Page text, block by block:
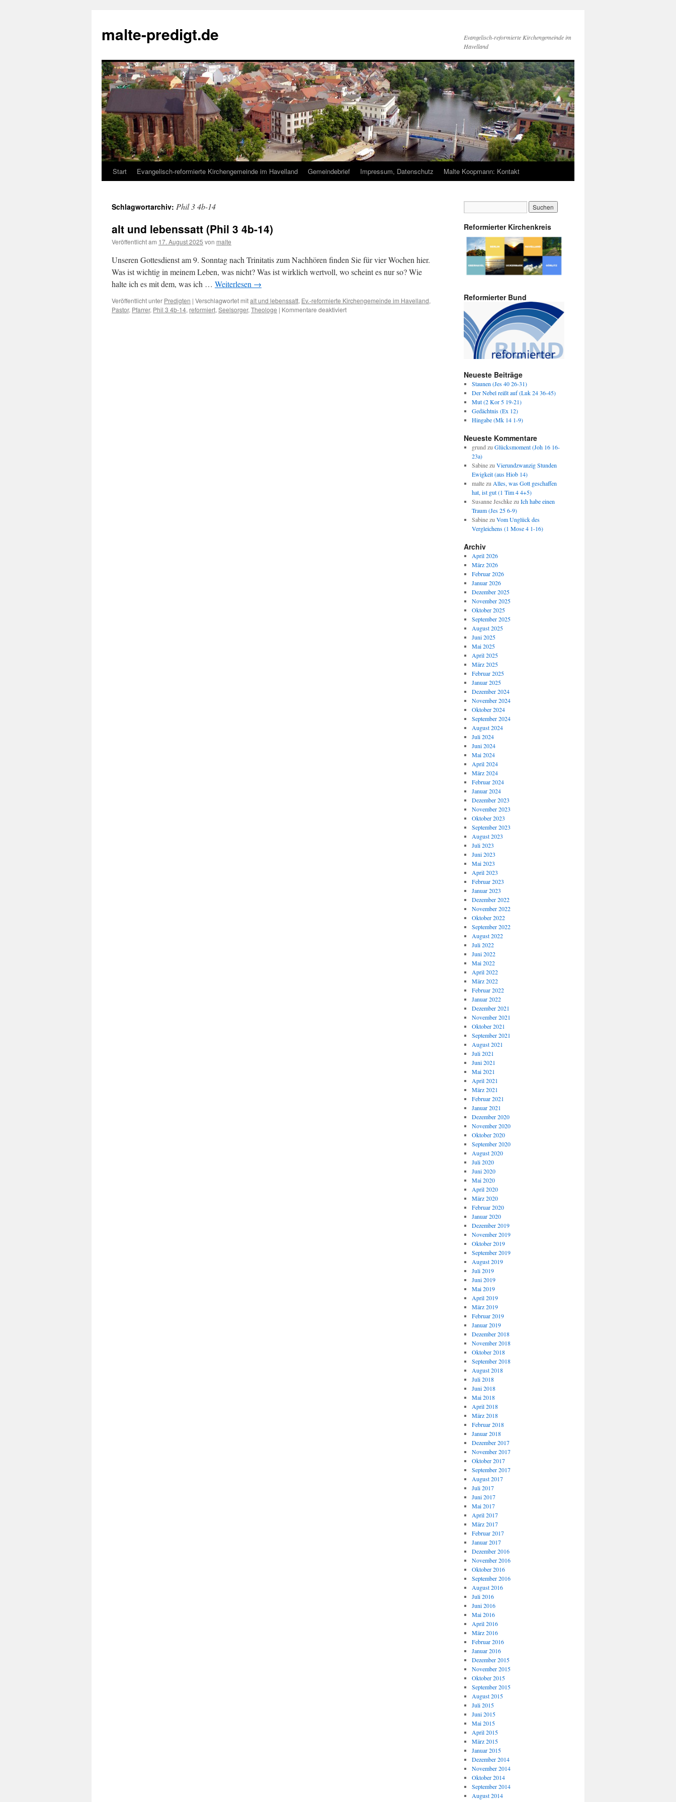
springen
malte-predigt.de
Evangelisch-reformierte Kirchengemeinde im
Havelland
Start Evangelisch-reformierte Kirchengemeinde im Havelland Gemeindebrief Impressum, Datenschutz Malte Koopmann: Kontakt
Schlagwortarchiv: Phil 3 4b-14
alt und lebenssatt (Phil 3 4b-14)
Veröffentlicht am 17. August 2025 von malte
Unseren Gottesdienst am 9. Sonntag nach Trinitatis zum Nachhören finden Sie für vier Wochen hier.
Was ist wichtig in meinem Leben, was nicht? Was ist wirklich wertvoll, wo scheint es nur so? Wie
halte ich es mit dem, was ich … Weiterlesen →
Veröffentlicht unter Predigten | Verschlagwortet mitalt und lebenssatt, Ev.-reformierte Kirchengemeinde im Havelland,
Pastor, Pfarrer, Phil 3 4b-14, reformiert, Seelsorger, Theologe | Kommentare deaktiviertfür
Reformierter Kirchenkreis
Reformierter Bund
Neueste Beiträge
Staunen (Jes 40 26-31)
Der Nebel reißt auf (Luk 24 36-45)
Mut (2 Kor 5 19-21)
Gedächtnis (Ex 12)
Hingabe (Mk 14 1-9)
Neueste Kommentare
grundzuGlücksmoment (Joh 16 16-
23a)
SabinezuVierundzwanzig Stunden
Ewigkeit (aus Hiob 14)
maltezuAlles, was Gott geschaffen
hat, ist gut (1 Tim 4 4+5)
Susanne JeschkezuIch habe einen
Traum (Jes 25 6-9)
SabinezuVom Unglück des
Vergleichens (1 Mose 4 1-16)
Archiv
April 2026
März 2026
Februar 2026
Januar 2026
Dezember 2025
November 2025
Oktober 2025
September 2025
August 2025
Juni 2025
Mai 2025
April 2025
März 2025
Februar 2025
Januar 2025
Dezember 2024
November 2024
Oktober 2024
September 2024
August 2024
Juli 2024
Juni 2024
Mai 2024
April 2024
März 2024
Februar 2024
Januar 2024
Dezember 2023
November 2023
Oktober 2023
September 2023
August 2023
Juli 2023
Juni 2023
Mai 2023
April 2023
Februar 2023
Januar 2023
Dezember 2022
November 2022
Oktober 2022
September 2022
August 2022
Juli 2022
Juni 2022
Mai 2022
April 2022
März 2022
Februar 2022
Januar 2022
Dezember 2021
November 2021
Oktober 2021
September 2021
August 2021
Juli 2021
Juni 2021
Mai 2021
April 2021
März 2021
Februar 2021
Januar 2021
Dezember 2020
November 2020
Oktober 2020
September 2020
August 2020
Juli 2020
Juni 2020
Mai 2020
April 2020
März 2020
Februar 2020
Januar 2020
Dezember 2019
November 2019
Oktober 2019
September 2019
August 2019
Juli 2019
Juni 2019
Mai 2019
April 2019
März 2019
Februar 2019
Januar 2019
Dezember 2018
November 2018
Oktober 2018
September 2018
August 2018
Juli 2018
Juni 2018
Mai 2018
April 2018
März 2018
Februar 2018
Januar 2018
Dezember 2017
November 2017
Oktober 2017
September 2017
August 2017
Juli 2017
Juni 2017
Mai 2017
April 2017
März 2017
Februar 2017
Januar 2017
Dezember 2016
November 2016
Oktober 2016
September 2016
August 2016
Juli 2016
Juni 2016
Mai 2016
April 2016
März 2016
Februar 2016
Januar 2016
Dezember 2015
November 2015
Oktober 2015
September 2015
August 2015
Juli 2015
Juni 2015
Mai 2015
April 2015
März 2015
Januar 2015
Dezember 2014
November 2014
Oktober 2014
September 2014
August 2014